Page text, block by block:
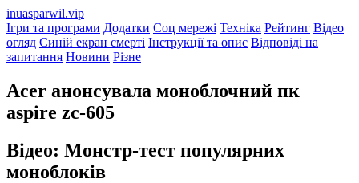
inuasparwil.vip
Ігри та програми Додатки Соц мережі Техніка Рейтинг Відео
огляд Синій екран смерті Інструкції та опис Відповіді на
запитання Новини Різне
Acer анонсувала моноблочний пк
aspire zc-605
Відео: Монстр-тест популярних
моноблоків